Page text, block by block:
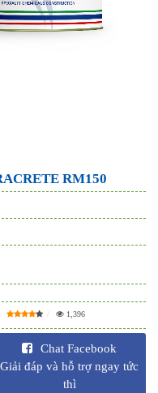
RM150
1,396
Chat Facebook
Giải đáp và hỗ trợ ngay tức
thì